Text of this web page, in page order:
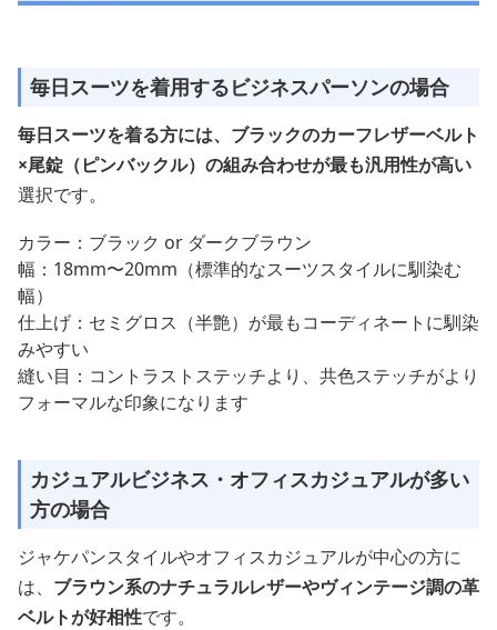
毎日スーツを着用するビジネスパーソンの場合
毎日スーツを着る方には、ブラックのカーフレザーベルト
×尾錠（ピンバックル）の組み合わせが最も汎用性が高い
選択です。
カラー：ブラック or ダークブラウン
幅：18mm〜20mm（標準的なスーツスタイルに馴染む
幅）
仕上げ：セミグロス（半艶）が最もコーディネートに馴染
みやすい
縫い目：コントラストステッチより、共色ステッチがより
フォーマルな印象になります
カジュアルビジネス・オフィスカジュアルが多い
方の場合
ジャケパンスタイルやオフィスカジュアルが中心の方に
は、 ブラウン系のナチュラルレザーやヴィンテージ調の革
ベルトが好相性です。